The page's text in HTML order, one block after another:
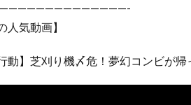
人気動画】
動】芝刈り機〆危！夢幻コンビが帰